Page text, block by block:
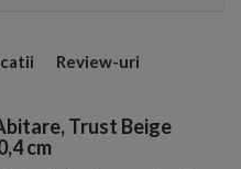
Review-uri
Trust Beige
cm